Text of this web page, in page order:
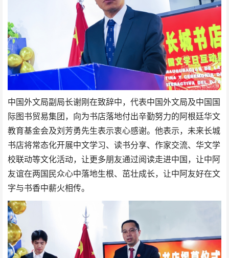
中国外文局副局长谢刚在致辞中，代表中国外文局及中国国
际图书贸易集团，向为书店落地付出辛勤努力的阿根廷华文
教育基金会及刘芳勇先生表示衷心感谢。他表示，未来长城
书店将常态化开展中文学习、读书分享、作家交流、华文学
校联动等文化活动，让更多朋友通过阅读走进中国，让中阿
友谊在两国民众心中落地生根、茁壮成长，让中阿友好在文
字与书香中薪火相传。